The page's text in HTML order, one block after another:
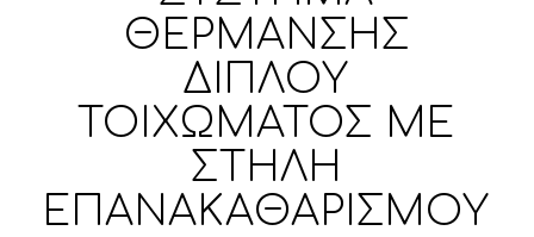
ΘΕΡΜΑΝΣΗΣ
ΔΙΠΛΟΥ
ΤΟΙΧΩΜΑΤΟΣ ΜΕ
ΣΤΗΛΗ
ΕΠΑΝΑΚΑΘΑΡΙΣΜΟΥ